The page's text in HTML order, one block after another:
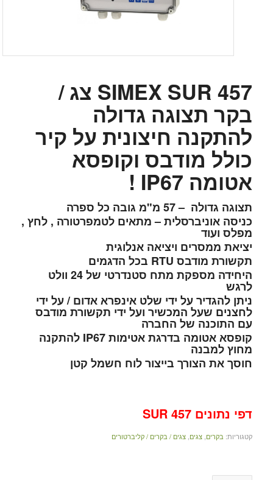
SIMEX SUR 457 צג /
בקר תצוגה גדולה
להתקנה חיצונית על קיר
כולל מודבס וקופסא
אטומה IP67 !
תצוגה גדולה – 57 מ"מ גובה כל ספרה
כניסה אוניברסלית – מתאים לטמפרטורה , לחץ ,
מפלס ועוד
יציאת ממסרים ויציאה אנלוגית
תקשורת מודבס RTU בכל הדגמים
היחידה מספקת מתח סטנדרטי של 24 וולט
לרגש
ניתן להגדיר על ידי שלט אינפרא אדום / על ידי
לחצנים שעל המכשיר ועל ידי תקשורת מודבס
עם התוכנה של החברה
קופסא אטומה בדרגת אטימות IP67 להתקנה
מחוץ למבנה
חוסך את הצורך בייצור לוח חשמל קטן
דפי נתונים SUR 457
קטגוריות: בקרים, צגים, צגים / בקרים / קליברטורים